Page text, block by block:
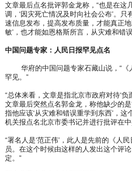
文章最后点名批评郭金龙称，“也是在这
调，‘因灾死亡情况及时向社会公布’。只
速信息发布，提高发布质量，才能真正
敏’，也才能如恩格斯所言，从灾难和错
中国问题专家：人民日报罕见点名
华府的中国问题专家石藏山说，“《
罕见。”
“总体来看，文章是指北京市政府对待‘负
文章最后突然点名郭金龙，称他缺少的是
指他应该‘从灾难和错误重学到东西’，这
机关报点名北京市委书记并进行批评在
“署名人是‘范正伟’，此人是先前的《人
员。在这个时候由这样的人发出这个评
定。”